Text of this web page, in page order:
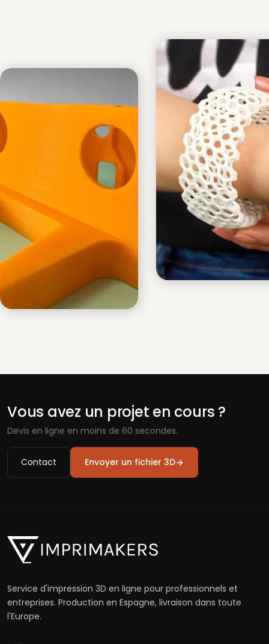
Vous avez un projet en cours ?
Devis en ligne en moins de 60 secondes.
Contact Envoyer un fichier 3D
Service d'impression 3D en ligne pour professionnels et
entreprises. Production en Espagne, livraison dans toute
l'Europe.